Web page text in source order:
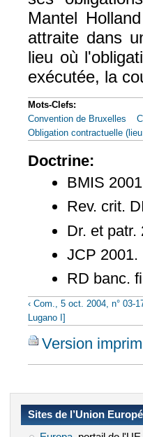
Mantel
attraite dans
lieu où
exécutée, la
Mots-Clefs:
Convention de Bruxelles
Obligation contractuelle
Doctrine:
BMIS
Rev. crit.
Dr. et patr.
JCP 2001.
RD banc.
‹ Com., 5 oct. 2004, n° 03-
Lugano I]
Version
Sites de l’Union